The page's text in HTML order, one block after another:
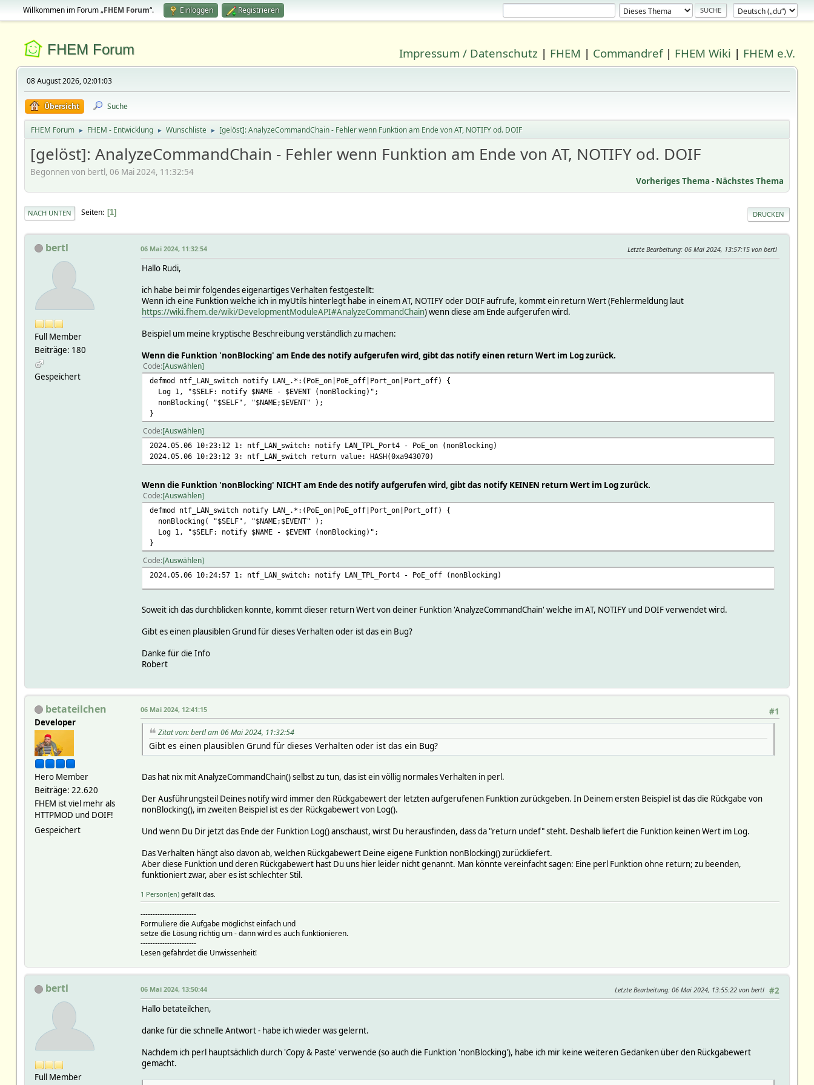
Willkommen im Forum „FHEM Forum“. Einloggen Registrieren
FHEM Forum Impressum / Datenschutz | FHEM | Commandref| FHEM Wiki | FHEM e.V.
08 August 2026, 02:01:03
Übersicht Suche
FHEM Forum ► FHEM - Entwicklung ► Wunschliste ► [gelöst]: AnalyzeCommandChain - Fehler wenn Funktion am Ende von AT, NOTIFY od. DOIF
[gelöst]: AnalyzeCommandChain - Fehler wenn Funktion am Ende von AT, NOTIFY od. DOIF
Begonnen von bertl, 06 Mai 2024, 11:32:54
Vorheriges Thema - Nächstes Thema
DRUCKEN
NACH UNTEN Seiten 1
bertl
Full Member
Beiträge: 180
Gespeichert
06 Mai 2024, 11:32:54 Letzte Bearbeitung: 06 Mai 2024, 13:57:15 von bertl
Hallo Rudi,
ich habe bei mir folgendes eigenartiges Verhalten festgestellt:
Wenn ich eine Funktion welche ich in myUtils hinterlegt habe in einem AT, NOTIFY oder DOIF aufrufe, kommt ein return Wert (Fehlermeldung laut
https://wiki.fhem.de/wiki/DevelopmentModuleAPI#AnalyzeCommandChain) wenn diese am Ende aufgerufen wird.
Beispiel um meine kryptische Beschreibung verständlich zu machen:
Wenn die Funktion 'nonBlocking' am Ende des notify aufgerufen wird, gibt das notify einen return Wert im Log zurück.
Code Auswählen
defmod ntf_LAN_switch notify LAN_.*:(PoE_on|PoE_off|Port_on|Port_off) {
Log 1, "$SELF: notify $NAME - $EVENT (nonBlocking)";
nonBlocking( "$SELF", "$NAME;$EVENT" );
}
Code Auswählen
2024.05.06 10:23:12 1: ntf_LAN_switch: notify LAN_TPL_Port4 - PoE_on (nonBlocking)
2024.05.06 10:23:12 3: ntf_LAN_switch return value: HASH(0xa943070)
Wenn die Funktion 'nonBlocking' NICHT am Ende des notify aufgerufen wird, gibt das notify KEINEN return Wert im Log zurück.
Code Auswählen
defmod ntf_LAN_switch notify LAN_.*:(PoE_on|PoE_off|Port_on|Port_off) {
nonBlocking( "$SELF", "$NAME;$EVENT" );
Log 1, "$SELF: notify $NAME - $EVENT (nonBlocking)";
}
Code Auswählen
2024.05.06 10:24:57 1: ntf_LAN_switch: notify LAN_TPL_Port4 - PoE_off (nonBlocking)
Soweit ich das durchblicken konnte, kommt dieser return Wert von deiner Funktion 'AnalyzeCommandChain' welche im AT, NOTIFY und DOIF verwendet wird.
Gibt es einen plausiblen Grund für dieses Verhalten oder ist das ein Bug?
Danke für die Info
Robert
betateilchen
Developer
Hero Member
Beiträge: 22.620
FHEM ist viel mehr als
HTTPMOD und DOIF!
Gespeichert
#1
06 Mai 2024, 12:41:15
Zitat von: bertl am 06 Mai 2024, 11:32:54
Gibt es einen plausiblen Grund für dieses Verhalten oder ist das ein Bug?
Das hat nix mit AnalyzeCommandChain() selbst zu tun, das ist ein völlig normales Verhalten in perl.
Der Ausführungsteil Deines notify wird immer den Rückgabewert der letzten aufgerufenen Funktion zurückgeben. In Deinem ersten Beispiel ist das die Rückgabe von
nonBlocking(), im zweiten Beispiel ist es der Rückgabewert von Log().
Und wenn Du Dir jetzt das Ende der Funktion Log() anschaust, wirst Du herausfinden, dass da "return undef" steht. Deshalb liefert die Funktion keinen Wert im Log.
Das Verhalten hängt also davon ab, welchen Rückgabewert Deine eigene Funktion nonBlocking() zurückliefert.
Aber diese Funktion und deren Rückgabewert hast Du uns hier leider nicht genannt. Man könnte vereinfacht sagen: Eine perl Funktion ohne return; zu beenden,
funktioniert zwar, aber es ist schlechter Stil.
1 Person(en)gefällt das.
-----------------------
Formuliere die Aufgabe möglichst einfach und
setze die Lösung richtig um - dann wird es auch funktionieren.
-----------------------
Lesen gefährdet die Unwissenheit!
bertl
Full Member
#2
06 Mai 2024, 13:50:44 Letzte Bearbeitung: 06 Mai 2024, 13:55:22 von bertl
Hallo betateilchen,
danke für die schnelle Antwort - habe ich wieder was gelernt.
Nachdem ich perl hauptsächlich durch 'Copy & Paste' verwende (so auch die Funktion 'nonBlocking'), habe ich mir keine weiteren Gedanken über den Rückgabewert
gemacht.